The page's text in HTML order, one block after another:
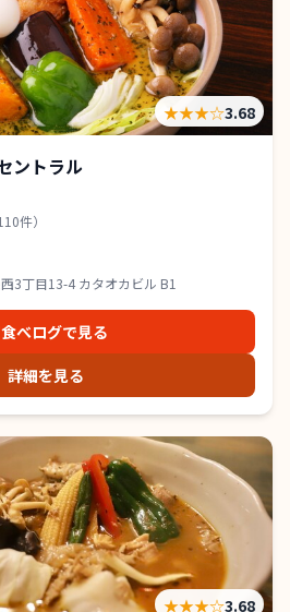
★★★☆3.68
ントラル
件）
3丁目13-4 カタオカビル B1
食べログで見る
詳細を見る
★★★☆3.68